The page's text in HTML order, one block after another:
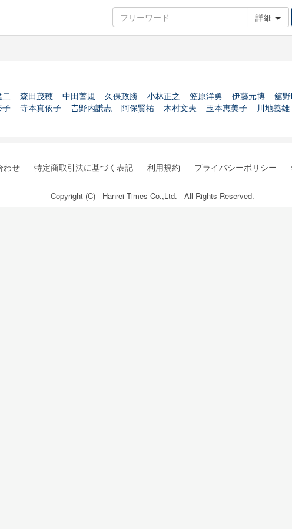
詳細
二 森田茂穂 中田善規 久保政勝 小林正之 笠原洋勇 伊藤元博 舘
子 寺本真依子 𠮷野内謙志 阿保賢祐 木村文夫 玉本恵美子 川地義雄
わせ 特定商取引法に基づく表記 利用規約 プライバシーポリシー
Copyright (C) Hanrei Times Co.,Ltd. All Rights Reserved.